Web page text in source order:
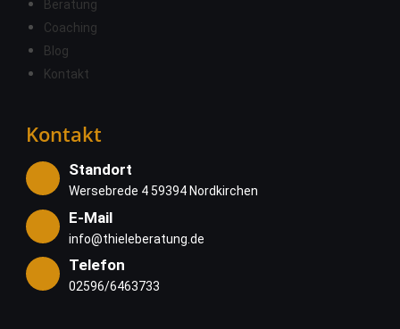
Beratung
Coaching
Blog
Kontakt
Kontakt
Standort
Wersebrede 4 59394 Nordkirchen
E-Mail
info@thieleberatung.de
Telefon
02596/6463733